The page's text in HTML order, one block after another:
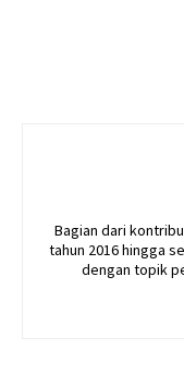
Bagian dari
tahun 2016 hingga
dengan topik